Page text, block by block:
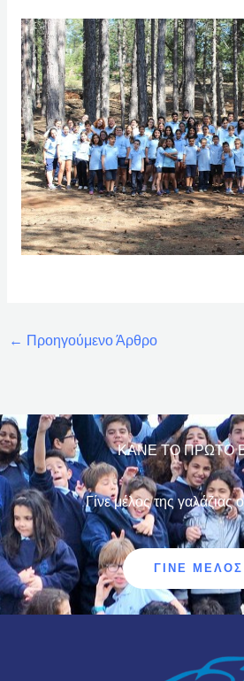
← Προηγούμενο Άρθρο
ΚΑΝΕ ΤΟ ΠΡΩΤΟ
Γίνε μέλος της γαλάζιας
ΓΊΝΕ ΜΈΛΟΣ